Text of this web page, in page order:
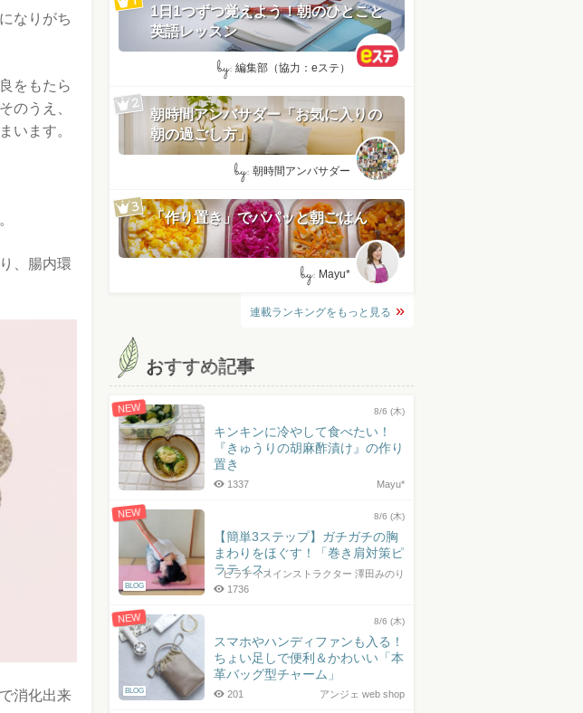
なりがち
をもたら
のうえ、
います。
、腸内環
消化出来
1日1つずつ覚えよう！朝のひとこと
英語レッスン
by: 編集部（協力：eステ）
朝時間アンバサダー「お気に入りの
朝の過ごし方」
by: 朝時間アンバサダー
「作り置き」でパパッと朝ごはん
by: Mayu*
連載ランキングをもっと見る
おすすめ記事
NEW 8/6 (木)
キンキンに冷やして食べたい！
『きゅうりの胡麻酢漬け』の作り
置き
Mayu*
1337
NEW
BLOG
8/6 (木)
【簡単3ステップ】ガチガチの胸
まわりをほぐす！「巻き肩対策ピ
ラティス」
ピラティスインストラクター 澤田みのり
1736
NEW
BLOG
8/6 (木)
スマホやハンディファンも入る！
ちょい足しで便利＆かわいい「本
革バッグ型チャーム」
アンジェ web shop
201